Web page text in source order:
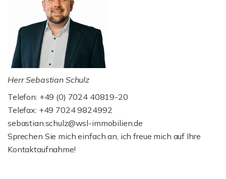
Herr Sebastian Schulz
Telefon: +49 (0) 7024 40819-20
Telefax: +49 7024 9824992
sebastian.schulz@wsl-immobilien.de
Sprechen Sie mich einfach an, ich freue mich auf Ihre
Kontaktaufnahme!